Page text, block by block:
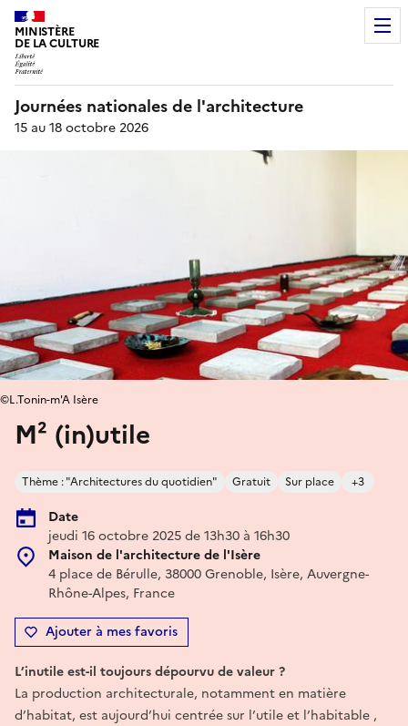
MINISTÈRE
DE LA CULTURE
Journées nationales de l'architecture
15 au 18 octobre 2026
M² (in)utile
Thème : "Architectures du quotidien" Gratuit Sur place +3
Date
jeudi 16 octobre 2025 de 13h30 à 16h30
Maison de l'architecture de l'Isère
4 place de Bérulle, 38000 Grenoble, Isère, Auvergne-
Rhône-Alpes, France
Ajouter à mes favoris
©L.Tonin-m'A Isère
L’inutile est-il toujours dépourvu de valeur ?
La production architecturale, notamment en matière
d’habitat, est aujourd’hui centrée sur l’utile et l’habitable ,